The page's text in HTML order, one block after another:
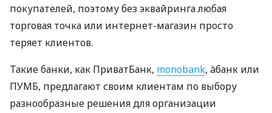
покупателей, поэтому без эквайринга любая
торговая точка или интернет-магазин просто
теряет клиентов.
Такие банки, как ПриватБанк, monobank, àбанк или
ПУМБ, предлагают своим клиентам по выбору
разнообразные решения для организации